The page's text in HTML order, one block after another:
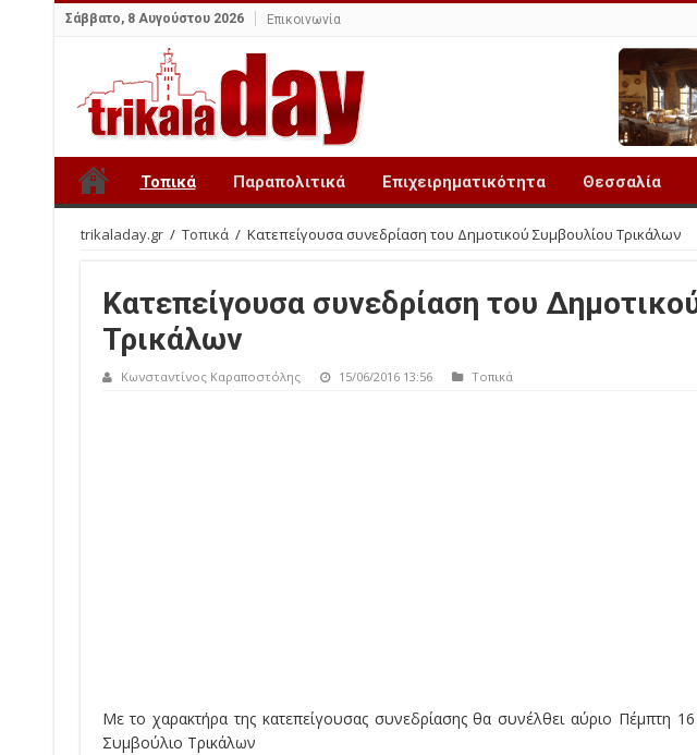
Σάββατο, 8 Αυγούστου 2026 Επικοινωνία
Τοπικά Παραπολιτικά Επιχειρηματικότητα Θεσσαλία
trikaladay.gr / Τοπικά / Κατεπείγουσα συνεδρίαση του Δημοτικού Συμβουλίου Τρικάλων
Κατεπείγουσα συνεδρίαση του
Τρικάλων
Κωνσταντίνος Καραποστόλης 15/06/2016 13:56 Τοπικά
Με το χαρακτήρα της κατεπείγουσας συνεδρίασης θα συνέλθει αύριο Πέμπτη
Συμβούλιο Τρικάλων